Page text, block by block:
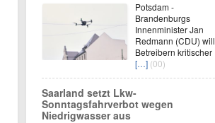
Potsdam -
Brandenburgs
Innenminister Jan
Redmann (CDU) will
Betreibern kritischer
[…] (00)
Saarland setzt Lkw-
Sonntagsfahrverbot wegen
Niedrigwasser aus